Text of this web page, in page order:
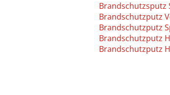
Brandschutzsputz
Brandschutzputz
Brandschutzputz
Brandschutzputz
Brandschutzputz